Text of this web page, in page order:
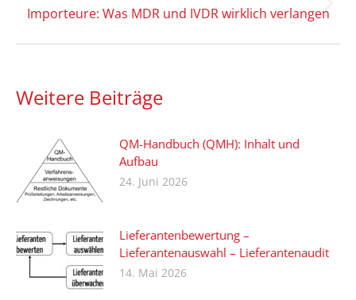
Nächster
Importeure: Was MDR und IVDR wirklich verlangen
Weitere Beiträge
QM-Handbuch (QMH): Inhalt und
Aufbau
24. Juni 2026
Lieferantenbewertung –
Lieferantenauswahl – Lieferantenaudit
14. Mai 2026